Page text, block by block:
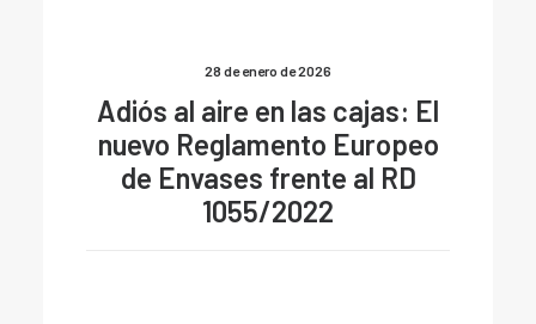
28 de enero de 2026
Adiós al aire en las cajas: El
nuevo Reglamento Europeo
de Envases frente al RD
1055/2022